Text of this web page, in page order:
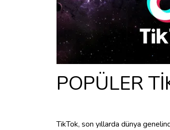
POPÜLER
TikTok, son yıllarda dünya